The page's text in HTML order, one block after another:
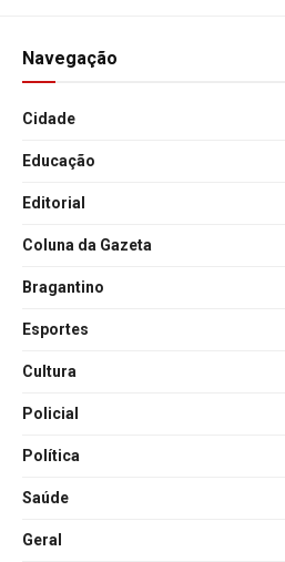
Navegação
Cidade
Educação
Editorial
Coluna da Gazeta
Bragantino
Esportes
Cultura
Policial
Política
Saúde
Geral